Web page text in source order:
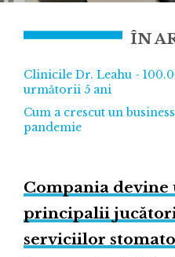
ÎN
Clinicile Dr. Leahu -
următorii 5 ani
Cum a crescut un
pandemie
Compania
principalii
serviciilor